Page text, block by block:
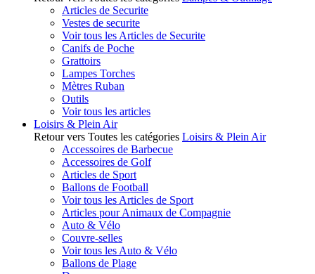
Articles de Securite
Vestes de securite
Voir tous les Articles de Securite
Canifs de Poche
Grattoirs
Lampes Torches
Mètres Ruban
Outils
Voir tous les articles
Loisirs & Plein Air
Retour vers Toutes les catégories Loisirs & Plein Air
Accessoires de Barbecue
Accessoires de Golf
Articles de Sport
Ballons de Football
Voir tous les Articles de Sport
Articles pour Animaux de Compagnie
Auto & Vélo
Couvre-selles
Voir tous les Auto & Vélo
Ballons de Plage